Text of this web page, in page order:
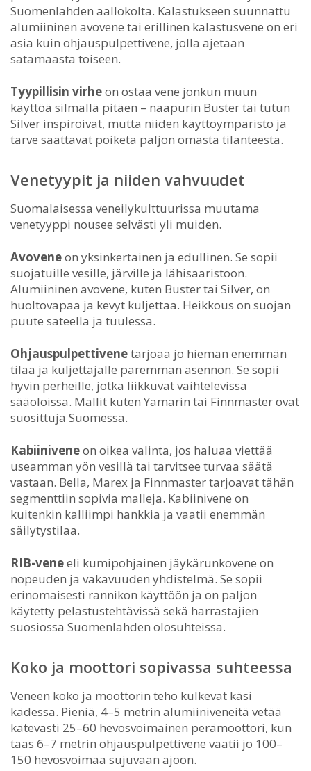
Suomenlahden aallokolta. Kalastukseen suunnattu
alumiininen avovene tai erillinen kalastusvene on eri
asia kuin ohjauspulpettivene, jolla ajetaan
satamaasta toiseen.
Tyypillisin virheon ostaa vene jonkun muun
käyttöä silmällä pitäen – naapurin Buster tai tutun
Silver inspiroivat, mutta niiden käyttöympäristö ja
tarve saattavat poiketa paljon omasta tilanteesta.
Venetyypit ja niiden vahvuudet
Suomalaisessa veneilykulttuurissa muutama
venetyyppi nousee selvästi yli muiden.
Avoveneon yksinkertainen ja edullinen. Se sopii
suojatuille vesille, järville ja lähisaaristoon.
Alumiininen avovene, kuten Buster tai Silver, on
huoltovapaa ja kevyt kuljettaa. Heikkous on suojan
puute sateella ja tuulessa.
Ohjauspulpettivenetarjoaa jo hieman enemmän
tilaa ja kuljettajalle paremman asennon. Se sopii
hyvin perheille, jotka liikkuvat vaihtelevissa
sääoloissa. Mallit kuten Yamarin tai Finnmaster ovat
suosittuja Suomessa.
Kabiiniveneon oikea valinta, jos haluaa viettää
useamman yön vesillä tai tarvitsee turvaa säätä
vastaan. Bella, Marex ja Finnmaster tarjoavat tähän
segmenttiin sopivia malleja. Kabiinivene on
kuitenkin kalliimpi hankkia ja vaatii enemmän
säilytystilaa.
RIB-veneeli kumipohjainen jäykärunkovene on
nopeuden ja vakavuuden yhdistelmä. Se sopii
erinomaisesti rannikon käyttöön ja on paljon
käytetty pelastustehtävissä sekä harrastajien
suosiossa Suomenlahden olosuhteissa.
Koko ja moottori sopivassa suhteessa
Veneen koko ja moottorin teho kulkevat käsi
kädessä. Pieniä, 4–5 metrin alumiiniveneitä vetää
kätevästi 25–60 hevosvoimainen perämoottori, kun
taas 6–7 metrin ohjauspulpettivene vaatii jo 100–
150 hevosvoimaa sujuvaan ajoon.